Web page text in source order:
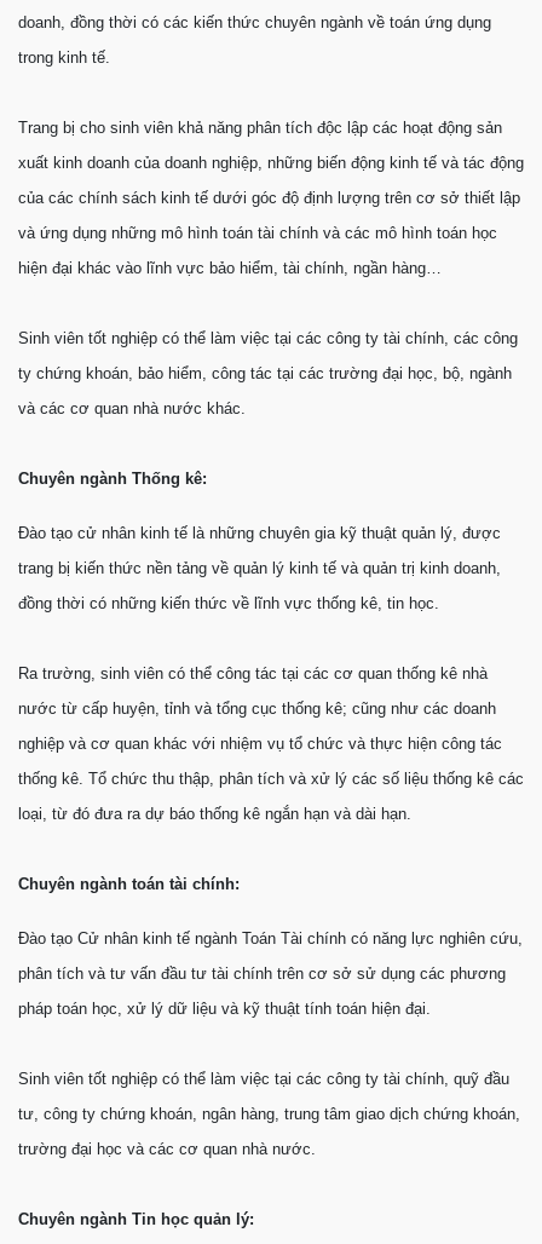
doanh, đồng thời có các kiến thức chuyên ngành về toán ứng dụng
trong kinh tế.
Trang bị cho sinh viên khả năng phân tích độc lập các hoạt động sản
xuất kinh doanh của doanh nghiệp, những biến động kinh tế và tác động
của các chính sách kinh tế dưới góc độ định lượng trên cơ sở thiết lập
và ứng dụng những mô hình toán tài chính và các mô hình toán học
hiện đại khác vào lĩnh vực bảo hiểm, tài chính, ngần hàng…
Sinh viên tốt nghiệp có thể làm việc tại các công ty tài chính, các công
ty chứng khoán, bảo hiểm, công tác tại các trường đại học, bộ, ngành
và các cơ quan nhà nước khác.
Chuyên ngành Thống kê:
Đào tạo cử nhân kinh tế là những chuyên gia kỹ thuật quản lý, được
trang bị kiến thức nền tảng về quản lý kinh tế và quản trị kinh doanh,
đồng thời có những kiến thức về lĩnh vực thống kê, tin học.
Ra trường, sinh viên có thể công tác tại các cơ quan thống kê nhà
nước từ cấp huyện, tỉnh và tổng cục thống kê; cũng như các doanh
nghiệp và cơ quan khác với nhiệm vụ tổ chức và thực hiện công tác
thống kê. Tổ chức thu thập, phân tích và xử lý các số liệu thống kê các
loại, từ đó đưa ra dự báo thống kê ngắn hạn và dài hạn.
Chuyên ngành toán tài chính:
Đào tạo Cử nhân kinh tế ngành Toán Tài chính có năng lực nghiên cứu,
phân tích và tư vấn đầu tư tài chính trên cơ sở sử dụng các phương
pháp toán học, xử lý dữ liệu và kỹ thuật tính toán hiện đại.
Sinh viên tốt nghiệp có thể làm việc tại các công ty tài chính, quỹ đầu
tư, công ty chứng khoán, ngân hàng, trung tâm giao dịch chứng khoán,
trường đại học và các cơ quan nhà nước.
Chuyên ngành Tin học quản lý: